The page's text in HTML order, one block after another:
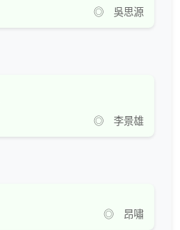
◎ 吳思源
◎ 李景雄
◎ 昂嘯